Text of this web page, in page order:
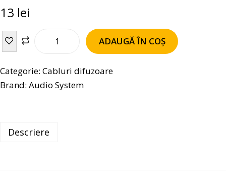
13 lei
ADAUGĂ ÎN COȘ
Categorie: Cabluri difuzoare
Brand: Audio System
Descriere